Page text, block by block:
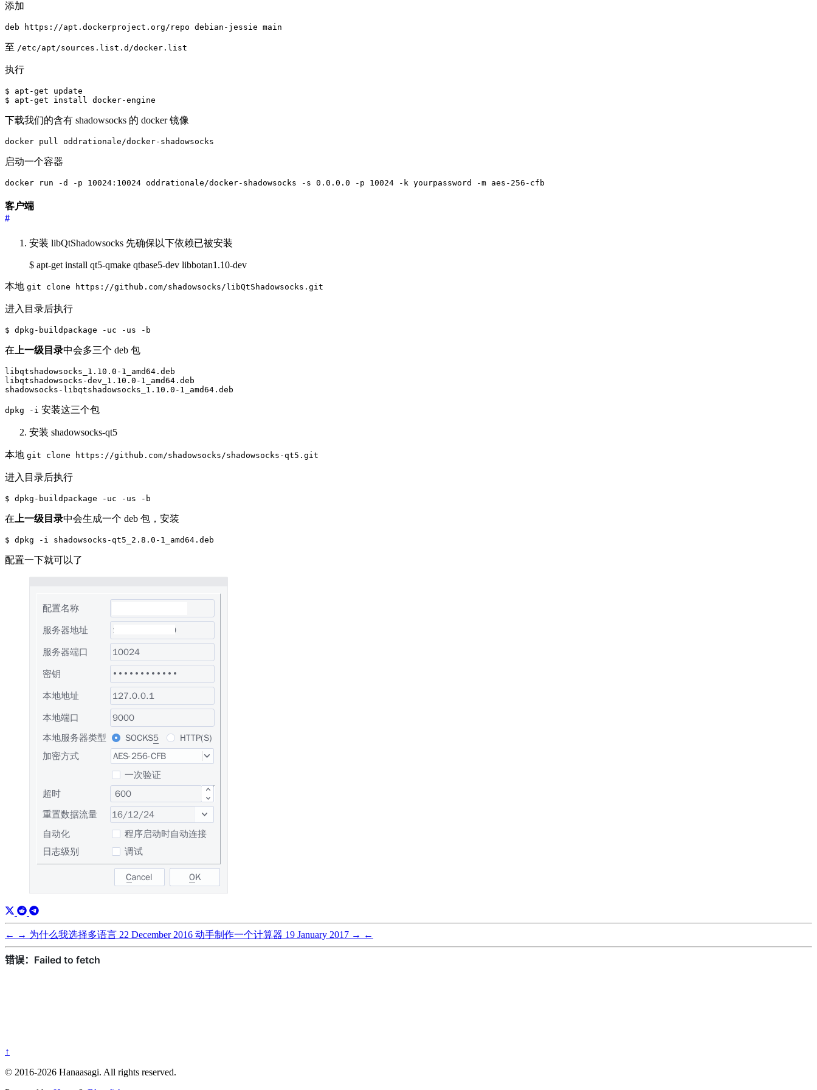
添加
至 /etc/apt/sources.list.d/docker.list
执行
$ apt-get update
下载我们的含有 shadowsocks 的 docker 镜像
启动一个容器
客户端
#
安装 libQtShadowsocks 先确保以下依赖已被安装
$ apt-get install qt5-qmake qtbase5-dev libbotan1.10-dev
本地 git clone https://github.com/shadowsocks/libQtShadowsocks.git
进入目录后执行
在 上一级目录中会多三个 deb 包
libqtshadowsocks_1.10.0-1_amd64.deb
libqtshadowsocks-dev_1.10.0-1_amd64.deb
dpkg -i 安装这三个包
安装 shadowsocks-qt5
本地 git clone https://github.com/shadowsocks/shadowsocks-qt5.git
进入目录后执行
在 上一级目录中会生成一个 deb 包，安装
配置一下就可以了
← → 为什么我选择多语言 22 December 2016 动手制作一个计算器 19 January 2017 → ←
↑
© 2016-2026 Hanaasagi. All rights reserved.